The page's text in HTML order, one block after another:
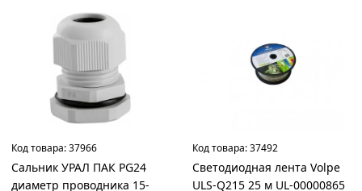
Товаров
акции:
57
Винты
Товаров
по
акции:
Код товара:37966
Сальник УРАЛ ПАК PG24
диаметр проводника 15-
Код товара:37492
Светодиодная лента Volpe
ULS-Q215 25 м UL-00000865